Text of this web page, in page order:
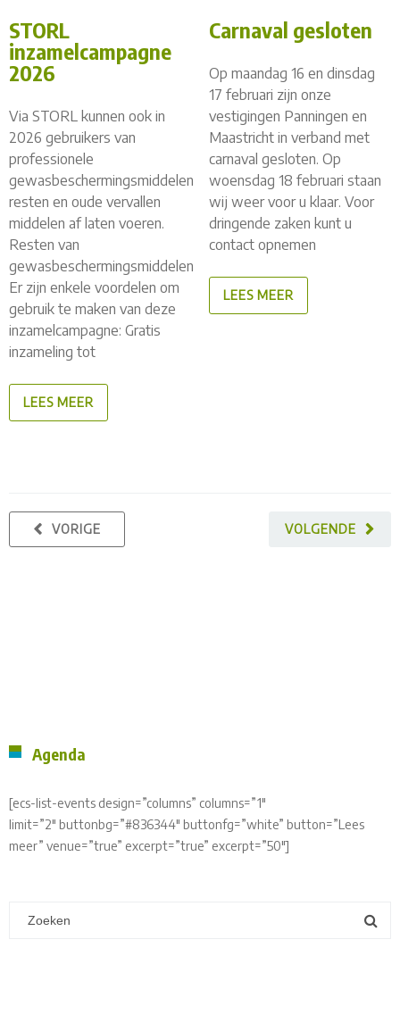
STORL
inzamelcampagne
2026
Via STORL kunnen ook in
2026 gebruikers van
professionele
gewasbeschermingsmiddelen
resten en oude vervallen
middelen af laten voeren.
Resten van
gewasbeschermingsmiddelen
Er zijn enkele voordelen om
gebruik te maken van deze
inzamelcampagne: Gratis
inzameling tot
LEES MEER
Carnaval gesloten
Op maandag 16 en dinsdag
17 februari zijn onze
vestigingen Panningen en
Maastricht in verband met
carnaval gesloten. Op
woensdag 18 februari staan
wij weer voor u klaar. Voor
dringende zaken kunt u
contact opnemen
LEES MEER
VOLGENDE
VORIGE
Agenda
[ecs-list-events design=”columns” columns=”1″
limit=”2″ buttonbg=”#836344″ buttonfg=”white” button=”Lees
meer” venue=”true” excerpt=”true” excerpt=”50″]